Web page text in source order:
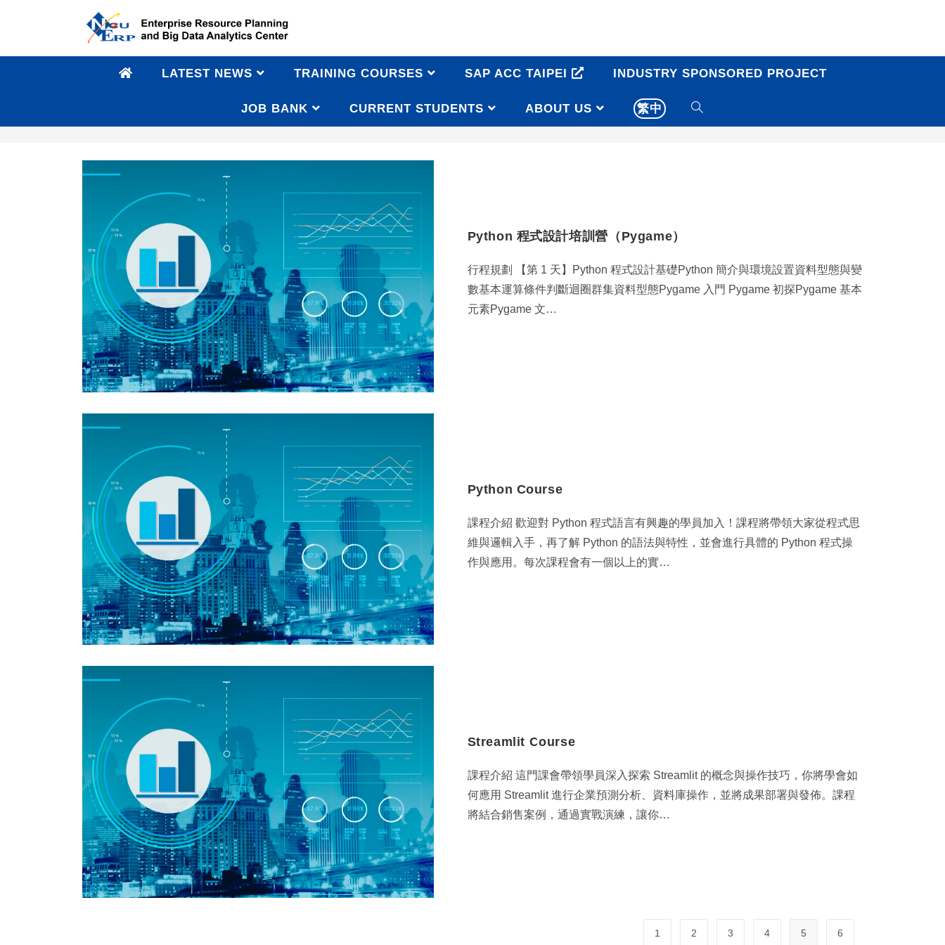
LATEST NEWS TRAINING COURSES SAP ACC TAIPEI INDUSTRY SPONSORED PROJECT
JOB BANK CURRENT STUDENTS ABOUT US 繁中
Python 程式設計培訓營（Pygame）
行程規劃 【第 1 天】Python 程式設計基礎Python 簡介與環境設置資料型態與變
數基本運算條件判斷迴圈群集資料型態Pygame 入門 Pygame 初探Pygame 基本
元素Pygame 文…
Python Course
課程介紹 歡迎對 Python 程式語言有興趣的學員加入！課程將帶領大家從程式思
維與邏輯入手，再了解 Python 的語法與特性，並會進行具體的 Python 程式操
作與應用。每次課程會有一個以上的實…
Streamlit Course
課程介紹 這門課會帶領學員深入探索 Streamlit 的概念與操作技巧，你將學會如
何應用 Streamlit 進行企業預測分析、資料庫操作，並將成果部署與發佈。課程
將結合銷售案例，通過實戰演練，讓你…
1 2 3 4 5 6